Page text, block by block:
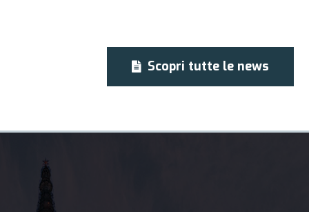
Scopri tutte le news